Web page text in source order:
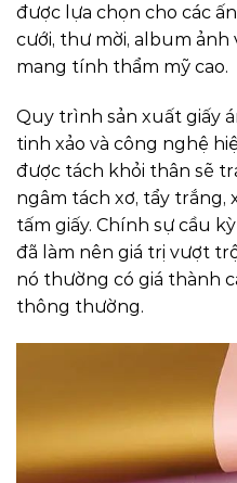
được lựa chọn cho các
cưới, thư mời, album ảnh
mang tính thẩm mỹ cao.
Quy trình sản xuất giấy
tinh xảo và công nghệ
được tách khỏi thân sẽ
ngâm tách xơ, tẩy trắng,
tấm giấy. Chính sự cầu
đã làm nên giá trị vượt
nó thường có giá thành
thông thường.